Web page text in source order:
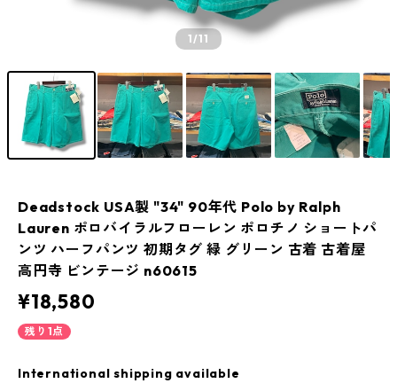
1/11
Deadstock USA製 "34" 90年代 Polo by Ralph
Lauren ポロバイラルフローレン ポロチノ ショートパ
ンツ ハーフパンツ 初期タグ 緑 グリーン 古着 古着屋
高円寺 ビンテージ n60615
¥18,580
残り1点
International shipping available